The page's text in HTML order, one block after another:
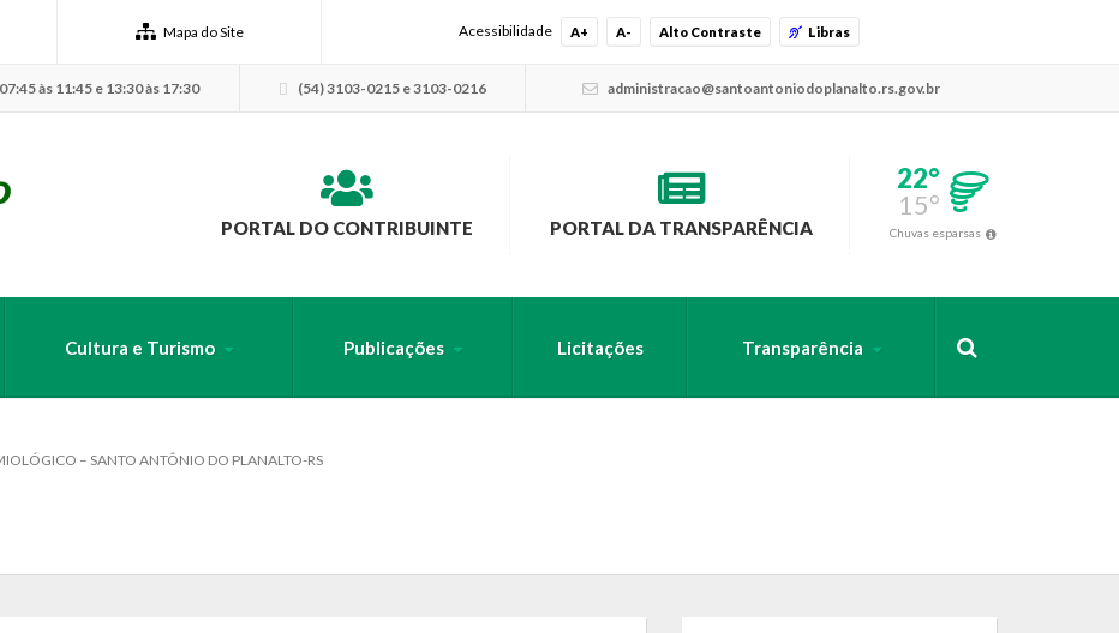
Mapa do Site Acessibilidade A+ A- Alto Contraste Libras
07:45 às 11:45 e 13:30 às 17:30 (54) 3103-0215 e 3103-0216 administracao@santoantoniodoplanalto.rs.gov.br
PORTAL DO CONTRIBUINTE PORTAL DA TRANSPARÊNCIA
22°
15°
Chuvas esparsas
Cultura e Turismo Publicações Licitações Transparência
– SANTO ANTÔNIO DO PLANALTO-RS